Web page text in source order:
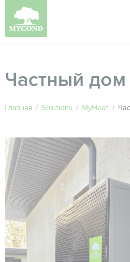
Частный дом
Главная / Solutions / MyHeat /